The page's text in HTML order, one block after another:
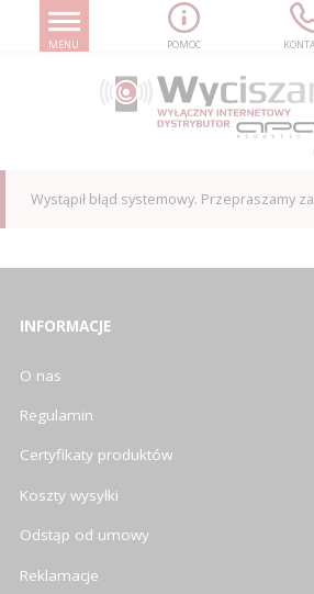
MENU POMOC
Wystąpił błąd systemowy. Przepraszamy
INFORMACJE
O nas
Regulamin
Certyfikaty produktów
Koszty wysyłki
Odstąp od umowy
Reklamacje